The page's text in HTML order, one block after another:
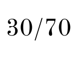
30/70